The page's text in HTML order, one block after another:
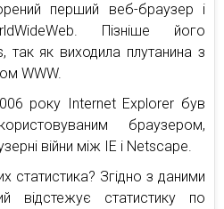
перший веб-браузер і
Пізніше його
так як виходила плутанина з
WWW.
року Internet Explorer був
браузером,
війни між IE і Netscape.
статистика? Згідно з даними
відстежує статистику по